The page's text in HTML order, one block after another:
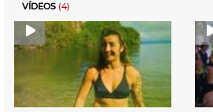
VÍDEOS (4)